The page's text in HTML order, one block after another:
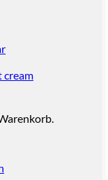
cream